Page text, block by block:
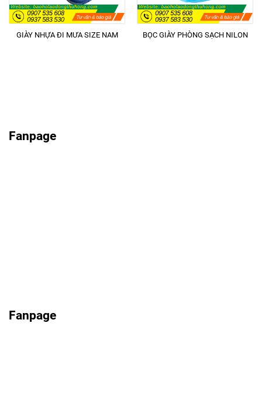
GIÀY NHỰA ĐI MƯA SIZE NAM BỌC GIÀY PHÒNG SẠCH NILON
Fanpage
Fanpage